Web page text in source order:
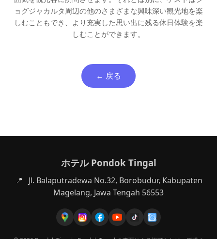
ョグジャカルタ周辺の他のさまざまな興味深い観光地を楽
しむこともでき、より充実した思い出に残る休日体験を楽
しむことができます。
← 戻る
ホテル Pondok Tingal
📍
Jl. Balaputradewa No.32, Borobudur, Kabupaten
Magelang, Jawa Tengah 56553